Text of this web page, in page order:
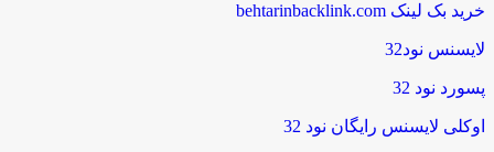
خرید بک لینک behtarinbacklink.com
لایسنس نود32
پسورد نود 32
اوکلی لایسنس رایگان نود 32